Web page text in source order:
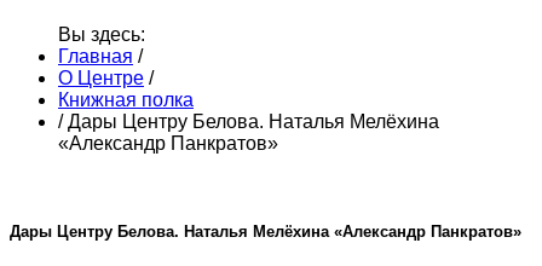
Вы здесь:
Главная /
О Центре /
Книжная полка
/ Дары Центру Белова. Наталья Мелёхина
«Александр Панкратов»
Дары Центру Белова. Наталья Мелёхина «Александр Панкратов»